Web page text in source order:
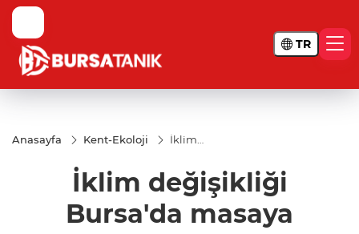
TR
Anasayfa Kent-Ekoloji
İklim
masaya
yatırılacak
İklim değişikliği
Bursa'da masaya